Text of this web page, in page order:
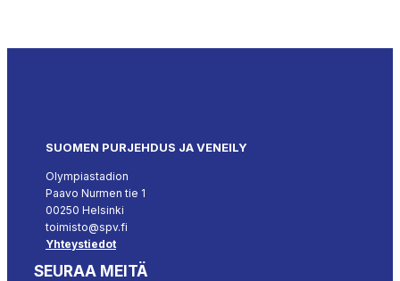
SUOMEN PURJEHDUS JA VENEILY
Olympiastadion
Paavo Nurmen tie 1
00250 Helsinki
toimisto@spv.fi
Yhteystiedot
SEURAA MEITÄ